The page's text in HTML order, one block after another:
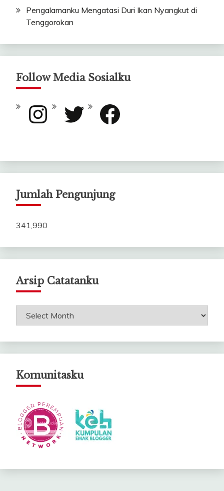
Pengalamanku Mengatasi Duri Ikan Nyangkut di
Tenggorokan
Follow Media Sosialku
Instagram Twitter Facebook
Jumlah Pengunjung
341,990
Arsip Catatanku
Arsip
Catatanku
Komunitasku